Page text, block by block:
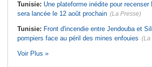
Tunisie: Une plateforme inédite pour recenser
sera lancée le 12 août prochain (La Presse)
Tunisie: Front d'incendie entre Jendouba et
pompiers face au péril des mines enfouies (La
Voir Plus »